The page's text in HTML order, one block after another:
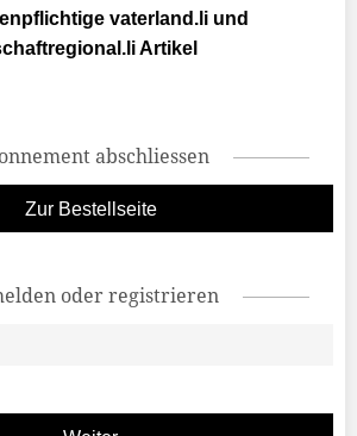
vaterland.li und
Artikel
abschliessen
Zur Bestellseite
oder registrieren